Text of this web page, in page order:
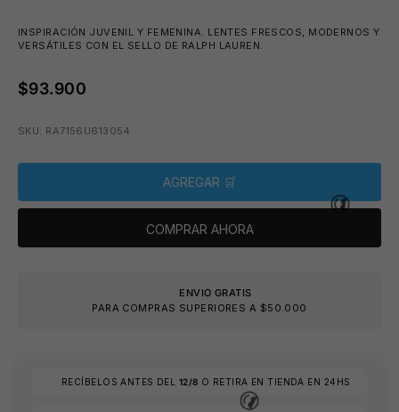
INSPIRACIÓN JUVENIL Y FEMENINA. LENTES FRESCOS, MODERNOS Y
VERSÁTILES CON EL SELLO DE RALPH LAUREN.
$93.900
SKU: RA7156U613054
AGREGAR 🛒
COMPRAR AHORA
ENVIO GRATIS
PARA COMPRAS SUPERIORES A $50.000
RECÍBELOS ANTES DEL 12/8 O RETIRA EN TIENDA EN 24HS
😎